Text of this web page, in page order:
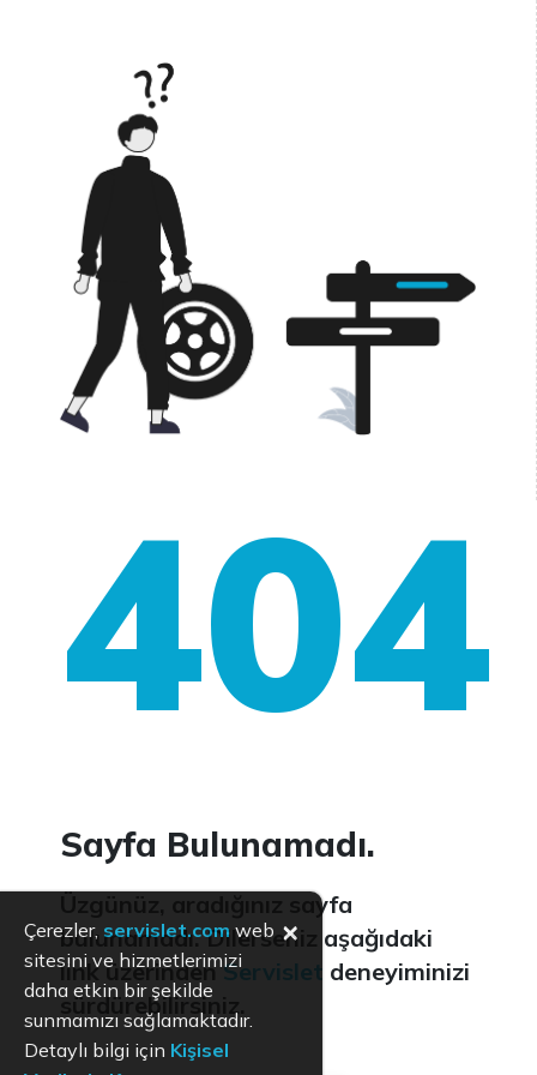
404
Sayfa Bulunamadı.
Üzgünüz, aradığınız sayfa
bulunamadı. Dilerseniz aşağıdaki
link üzerindenServislet deneyiminizi
sürdürebilirsiniz.
Çerezler, servislet.com web
sitesini ve hizmetlerimizi
daha etkin bir şekilde
sunmamızı sağlamaktadır.
Detaylı bilgi için Kişisel
×